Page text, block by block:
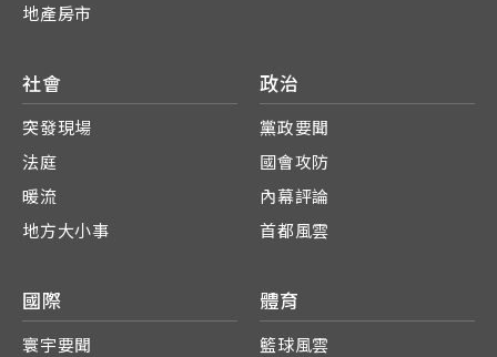
地產房市
社會
突發現場
法庭
暖流
地方大小事
政治
黨政要聞
國會攻防
內幕評論
首都風雲
國際
寰宇要聞
體育
籃球風雲